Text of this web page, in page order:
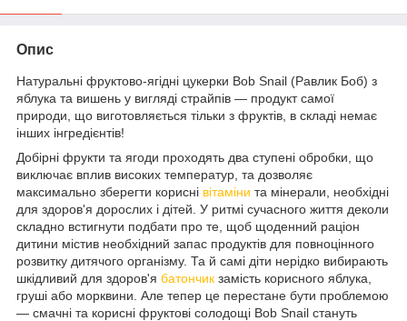
Опис
Натуральні фруктово-ягідні цукерки Bob Snail (Равлик Боб) з
яблука та вишень у вигляді страйпів — продукт самої
природи, що виготовляється тільки з фруктів, в складі немає
інших інгредієнтів!
Добірні фрукти та ягоди проходять два ступені обробки, що
виключає вплив високих температур, та дозволяє
максимально зберегти корисні вітаміни та мінерали, необхідні
для здоров'я дорослих і дітей. У ритмі сучасного життя деколи
складно встигнути подбати про те, щоб щоденний раціон
дитини містив необхідний запас продуктів для повноцінного
розвитку дитячого організму. Та й самі діти нерідко вибирають
шкідливий для здоров'я батончик замість корисного яблука,
груші або морквини. Але тепер це перестане бути проблемою
— смачні та корисні фруктові солодощі Bob Snail стануть